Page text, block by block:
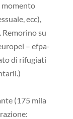
momento
ecc),
Remorino su
– efpa-
di rifugiati
(175 mila